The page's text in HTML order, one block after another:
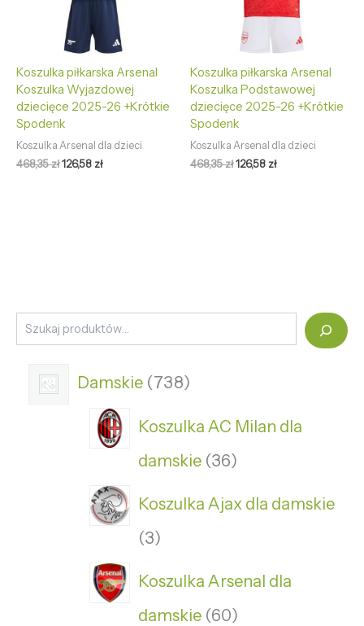
Damskie 738
Koszulka AC Milan dla
damskie 36
Koszulka Ajax dla damskie
3
Koszulka Arsenal dla
damskie 60
Koszulka piłkarska Arsenal
Koszulka Wyjazdowej
dziecięce 2025-26 +Krótkie
Spodenk
Koszulka Arsenal dla dzieci
468,35zł126,58 zł
Koszulka piłkarska Arsenal
Koszulka Podstawowej
dziecięce 2025-26 +Krótkie
Spodenk
Koszulka Arsenal dla dzieci
468,35zł126,58 zł